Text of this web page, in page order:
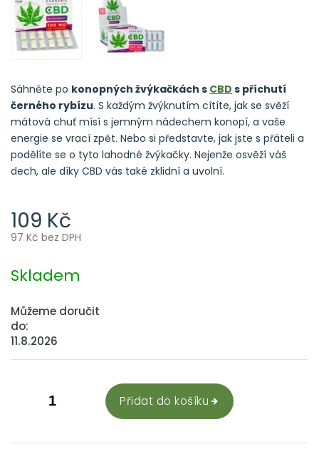
109 Kč
97 Kč bez DPH
cena:
Skladem
Můžeme doručit
do:
11.8.2026
Přidat do košíku
Sáhněte po konopných žvýkačkách s CBD s příchutí
černého rybízu. S každým žvýknutím cítíte, jak se svěží
mátová chuť mísí s jemným nádechem konopí, a vaše
energie se vrací zpět. Nebo si představte, jak jste s přáteli a
podělíte se o tyto lahodné žvýkačky. Nejenže osvěží váš
dech, ale díky CBD vás také zklidní a uvolní.